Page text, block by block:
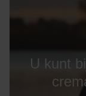
U kunt